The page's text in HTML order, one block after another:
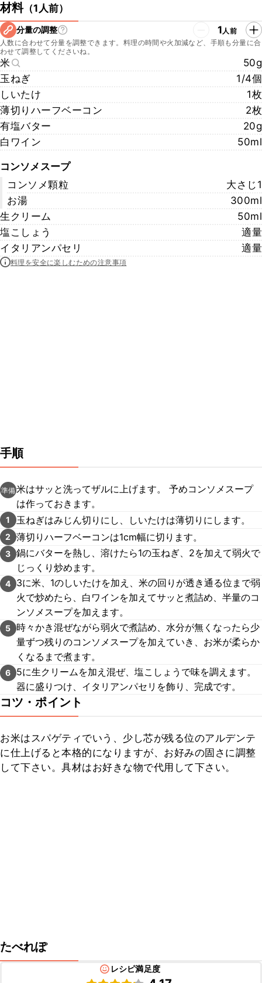
材料（1人前）
分量の調整 1人前
人数に合わせて分量を調整できます。料理の時間や火加減など、手順も分量に合
わせて調整してくださいね。
米
50g
玉ねぎ
1/4個
しいたけ
1枚
薄切りハーフベーコン
2枚
有塩バター
20g
白ワイン
50ml
コンソメスープ
コンソメ顆粒
大さじ1
お湯
300ml
生クリーム
50ml
塩こしょう
適量
イタリアンパセリ
適量
料理を安全に楽しむための注意事項
手順
準備米はサッと洗ってザルに上げます。 予めコンソメスープ
は作っておきます。
1 玉ねぎはみじん切りにし、しいたけは薄切りにします。
2 薄切りハーフベーコンは1cm幅に切ります。
3 鍋にバターを熱し、溶けたら1の玉ねぎ、2を加えて弱火で
じっくり炒めます。
4
3に米、1のしいたけを加え、米の回りが透き通る位まで弱
火で炒めたら、白ワインを加えてサッと煮詰め、半量のコ
ンソメスープを加えます。
5
時々かき混ぜながら弱火で煮詰め、水分が無くなったら少
量ずつ残りのコンソメスープを加えていき、お米が柔らか
くなるまで煮ます。
6
5に生クリームを加え混ぜ、塩こしょうで味を調えます。
器に盛りつけ、イタリアンパセリを飾り、完成です。
コツ・ポイント
お米はスパゲティでいう、少し芯が残る位のアルデンテ
に仕上げると本格的になりますが、お好みの固さに調整
して下さい。具材はお好きな物で代用して下さい。
たべれぽ
レシピ満足度